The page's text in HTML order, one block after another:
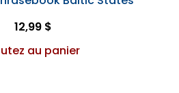
12,99 $
au panier